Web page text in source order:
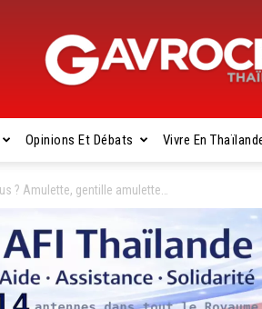
Gavroche
Thaïlande
Opinions Et Débats Vivre En
? Amulette, gentille amulette…